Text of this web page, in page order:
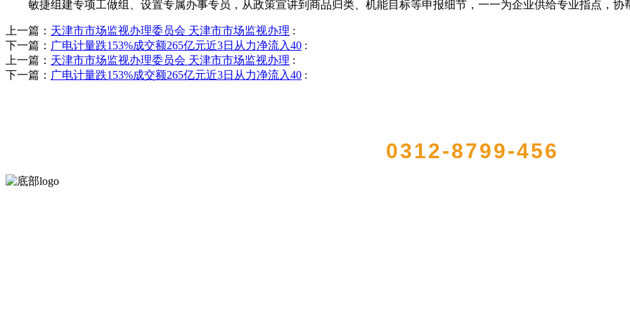
敏捷组建专项工做组、设置专属办事专员，从政策宣讲到商品归类、机能目标等申报细节，一一为企业供给专业指点，协
上一篇： 天津市市场监视办理委员会 天津市市场监视办理 :
下一篇： 广电计量跌153%成交额265亿元近3日从力净流入40 :
上一篇： 天津市市场监视办理委员会 天津市市场监视办理 :
下一篇： 广电计量跌153%成交额265亿元近3日从力净流入40 :
0312-8799-456